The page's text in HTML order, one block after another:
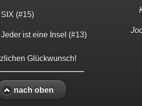
SIX (#15)
Jeder ist eine Insel (#13)
Glückwunsch!
nach oben